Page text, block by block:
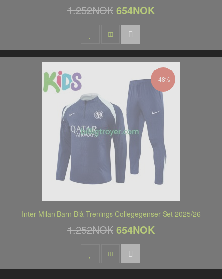
1.252NOK 654NOK
-48%
Inter Milan Barn Blå Trenings Collegegenser Set 2025/26
1.252NOK 654NOK